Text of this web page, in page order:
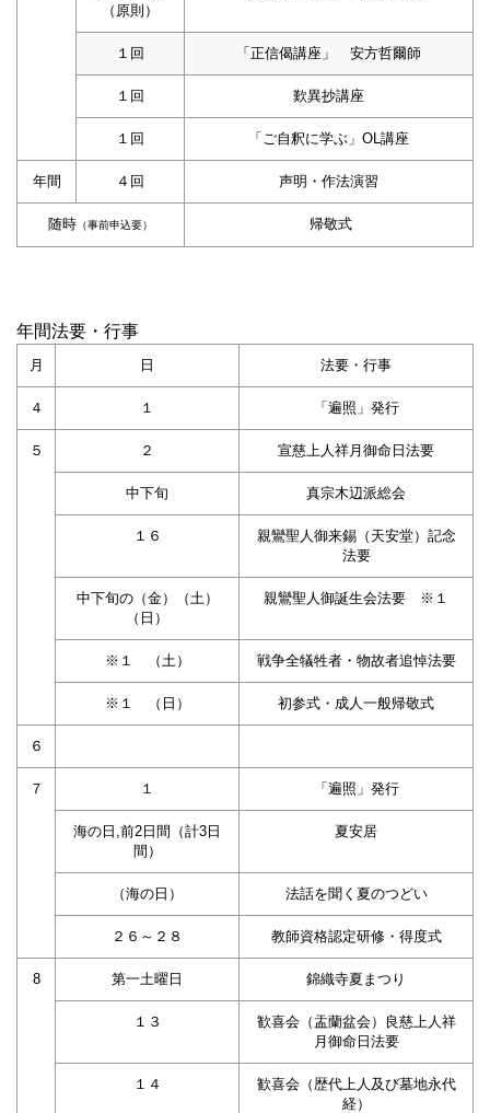
（原則）
１回 「正信偈講座」 安方哲爾師
１回 歎異抄講座
１回 「ご自釈に学ぶ」OL講座
年間 ４回 声明・作法演習
随時 （事前申込要） 帰敬式
年間法要・行事
月 日 法要・行事
４ １ 「遍照」発行
５ ２ 宣慈上人祥月御命日法要
中下旬 真宗木辺派総会
１６
親鸞聖人御来錫（天安堂）記念
法要
中下旬の（金）（土）
（日）
親鸞聖人御誕生会法要 ※１
※１ （土） 戦争全犠牲者・物故者追悼法要
※１ （日） 初参式・成人一般帰敬式
６
７ １ 「遍照」発行
海の日,前2日間（計3日
間）
夏安居
（海の日） 法話を聞く夏のつどい
２６～２８ 教師資格認定研修・得度式
8 第一土曜日 錦織寺夏まつり
１３
歓喜会（盂蘭盆会）良慈上人祥
月御命日法要
１４
歓喜会（歴代上人及び墓地永代
経）